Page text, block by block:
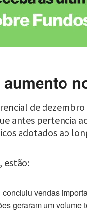
de
antes pertencia
adotados ao
estão:
concluiu vendas
geraram um